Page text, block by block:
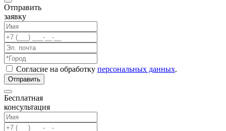
Отправить
заявку
Согласие на обработку персональных данных.
Бесплатная
консультация